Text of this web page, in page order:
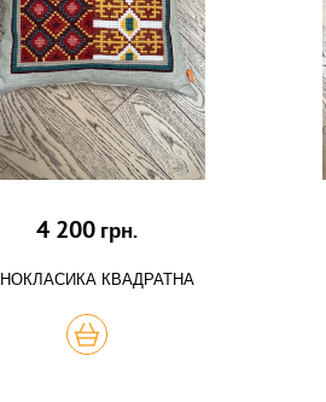
4 200 грн.
КВАДРАТНА
КУПИТЬ